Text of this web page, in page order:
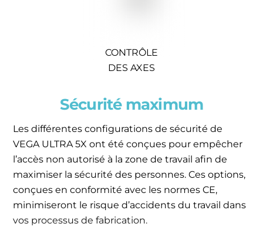
CONTRÔLE
DES AXES
Sécurité maximum
Les différentes configurations de sécurité de
VEGA ULTRA 5X ont été conçues pour empêcher
l’accès non autorisé à la zone de travail afin de
maximiser la sécurité des personnes. Ces options,
conçues en conformité avec les normes CE,
minimiseront le risque d’accidents du travail dans
vos processus de fabrication.